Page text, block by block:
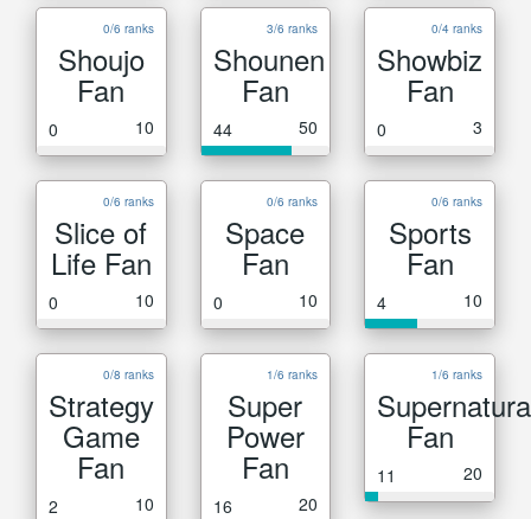
0/6 ranks
Shoujo
Fan
0 10
3/6 ranks
Shounen
Fan
44 50
0/4 ranks
Showbiz
Fan
0 3
0/6 ranks
Slice of
Life Fan
0 10
0/6 ranks
Space
Fan
0 10
0/6 ranks
Sports
Fan
4 10
0/8 ranks
Strategy
Game
Fan
2 10
1/6 ranks
Super
Power
Fan
16 20
1/6 ranks
Fan
11 20